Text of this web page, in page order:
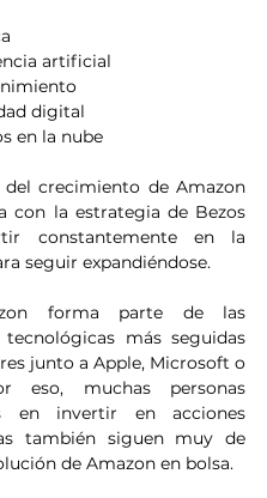
artificial
digital
en la nube
del crecimiento de Amazon
con la estrategia de Bezos
constantemente en la
seguir expandiéndose.
forma parte de las
tecnológicas más seguidas
junto a Apple, Microsoft o
eso, muchas personas
en invertir en acciones
también siguen muy de
de Amazon en bolsa.